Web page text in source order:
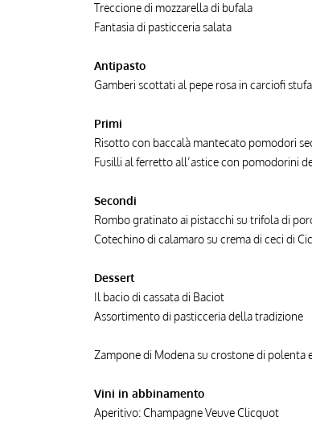
Treccione di mozzarella di bufala
Fantasia di pasticceria salata
Antipasto
Gamberi scottati al pepe rosa in carciofi
Primi
Risotto con baccalà mantecato pomodori
Fusilli al ferretto all’astice con pomodorini
Secondi
Rombo gratinato ai pistacchi su trifola di
Cotechino di calamaro su crema di ceci di
Dessert
Il bacio di cassata di Baciot
Assortimento di pasticceria della tradizione
Zampone di Modena su crostone di polenta
Vini in abbinamento
Aperitivo: Champagne Veuve Clicquot